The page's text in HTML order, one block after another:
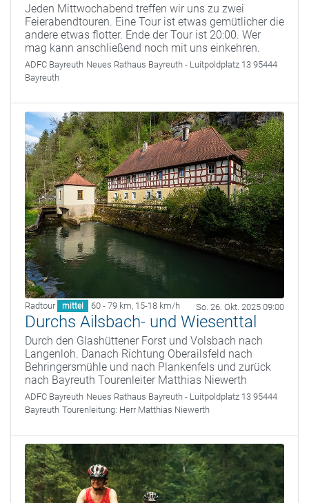
Jeden Mittwochabend treffen wir uns zu zwei
Feierabendtouren. Eine Tour ist etwas gemütlicher die
andere etwas flotter. Ende der Tour ist 20:00. Wer
mag kann anschließend noch mit uns einkehren.
ADFC Bayreuth Neues Rathaus Bayreuth - Luitpoldplatz 13 95444
Bayreuth
Radtour mittel 60 - 79 km, 15-18 km/h So. 26. Okt. 2025 09:00
Durchs Ailsbach- und Wiesenttal
Durch den Glashüttener Forst und Volsbach nach
Langenloh. Danach Richtung Oberailsfeld nach
Behringersmühle und nach Plankenfels und zurück
nach Bayreuth Tourenleiter Matthias Niewerth
ADFC Bayreuth Neues Rathaus Bayreuth - Luitpoldplatz 13 95444
Bayreuth Tourenleitung: Herr Matthias Niewerth